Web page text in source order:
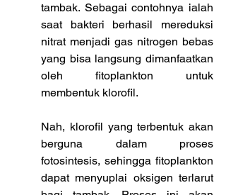
tambak. Sebagai contohnya ialah
saat bakteri berhasil mereduksi
nitrat menjadi gas nitrogen bebas
yang bisa langsung dimanfaatkan
oleh fitoplankton untuk
membentuk klorofil.
Nah, klorofil yang terbentuk akan
berguna dalam proses
fotosintesis, sehingga fitoplankton
dapat menyuplai oksigen terlarut